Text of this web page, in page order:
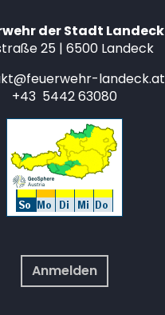
der Stadt Landeck
25 | 6500 Landeck
landeck.at
+43 5442 63080
Anmelden